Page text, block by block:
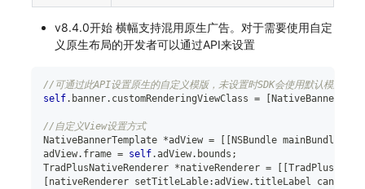
v8.4.0开始 横幅支持混用原生广告。对于需要使用自定
义原生布局的开发者可以通过API来设置
//可通过此API设置原生的自定义模版，未设置时SDK会使用默认模版进行
self. banner. customRenderingViewClass =
//自定义View设置方式
NativeBannerTemplate *adView = NSBundle mainBundle
adView. frame = self.adView. bounds ;
TradPlusNativeRenderer *nativeRenderer =
nativeRenderer setTitleLable:adView.titleLabel canClick